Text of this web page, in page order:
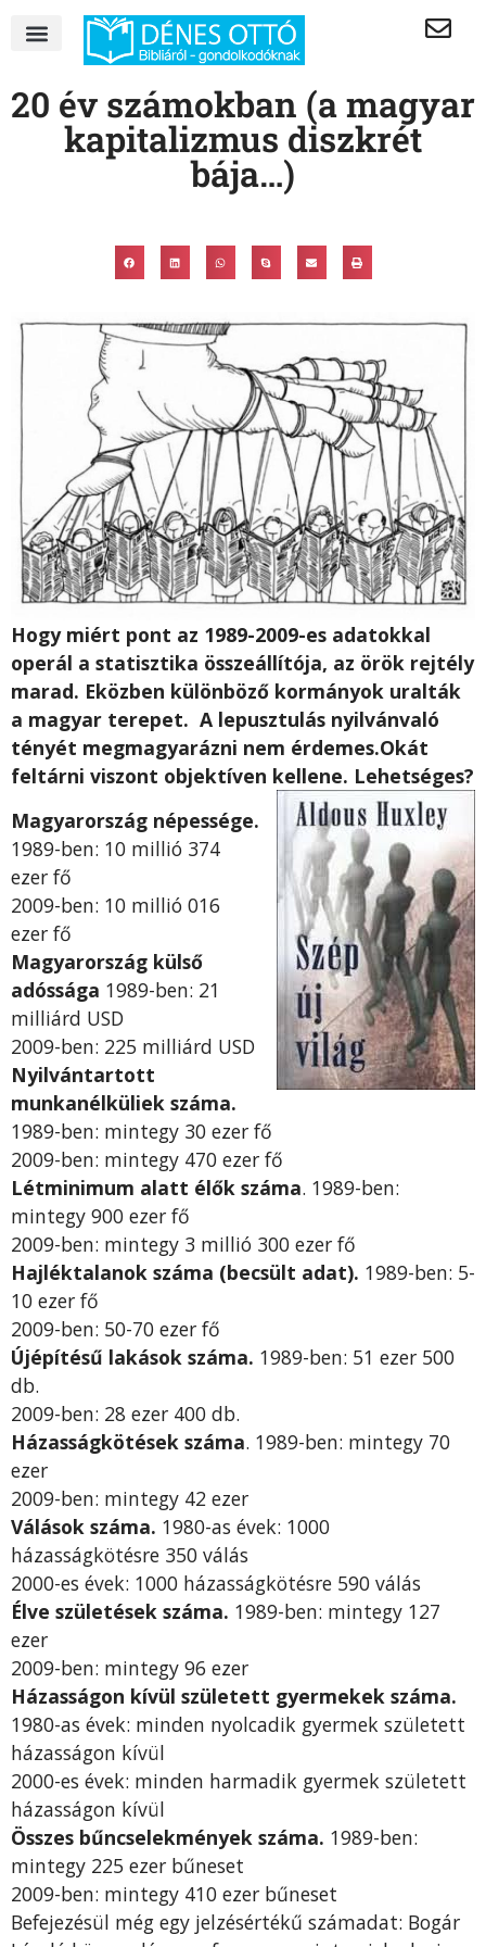
20 év számokban (a magyar
kapitalizmus diszkrét
bája…)
Hogy miért pont az 1989-2009-es adatokkal
operál a statisztika összeállítója, az örök rejtély
marad. Eközben különböző kormányok uralták
a magyar terepet. A lepusztulás nyilvánvaló
tényét megmagyarázni nem érdemes.Okát
feltárni viszont objektíven kellene. Lehetséges?
Magyarország népessége.
1989-ben: 10 millió 374
ezer fő
2009-ben: 10 millió 016
ezer fő
Magyarország külső
adóssága 1989-ben: 21
milliárd USD
2009-ben: 225 milliárd USD
Nyilvántartott
munkanélküliek száma.
1989-ben: mintegy 30 ezer fő
2009-ben: mintegy 470 ezer fő
Létminimum alatt élők száma. 1989-ben:
mintegy 900 ezer fő
2009-ben: mintegy 3 millió 300 ezer fő
Hajléktalanok száma (becsült adat). 1989-ben: 5-
10 ezer fő
2009-ben: 50-70 ezer fő
Újépítésű lakások száma. 1989-ben: 51 ezer 500
db.
2009-ben: 28 ezer 400 db.
Házasságkötések száma. 1989-ben: mintegy 70
ezer
2009-ben: mintegy 42 ezer
Válások száma. 1980-as évek: 1000
házasságkötésre 350 válás
2000-es évek: 1000 házasságkötésre 590 válás
Élve születések száma. 1989-ben: mintegy 127
ezer
2009-ben: mintegy 96 ezer
Házasságon kívül született gyermekek száma.
1980-as évek: minden nyolcadik gyermek született
házasságon kívül
2000-es évek: minden harmadik gyermek született
házasságon kívül
Összes bűncselekmények száma. 1989-ben:
mintegy 225 ezer bűneset
2009-ben: mintegy 410 ezer bűneset
Befejezésül még egy jelzésértékű számadat: Bogár